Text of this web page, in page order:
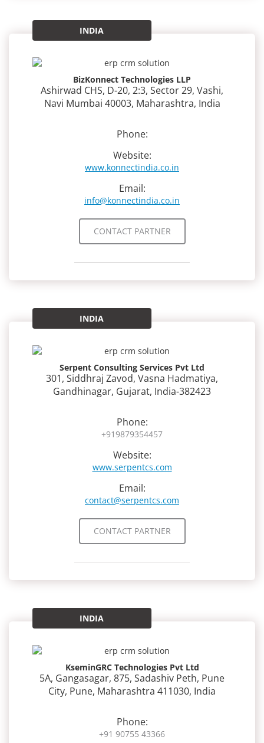
BizKonnect Technologies LLP
Ashirwad CHS, D-20, 2:3, Sector 29, Vashi,
Navi Mumbai 40003, Maharashtra, India
Phone:
Website:
www.konnectindia.co.in
Email:
info@konnectindia.co.in
CONTACT PARTNER
INDIA
Serpent Consulting Services Pvt Ltd
301, Siddhraj Zavod, Vasna Hadmatiya,
Gandhinagar, Gujarat, India-382423
Phone:
+919879354457
Website:
www.serpentcs.com
Email:
contact@serpentcs.com
CONTACT PARTNER
INDIA
KseminGRC Technologies Pvt Ltd
5A, Gangasagar, 875, Sadashiv Peth, Pune
City, Pune, Maharashtra 411030, India
Phone:
+91 90755 43366
INDIA